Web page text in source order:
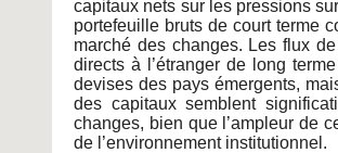
capitaux nets sur les pressions
portefeuille bruts de court terme
marché des changes. Les flux
directs à l’étranger de long
devises des pays émergents,
des capitaux semblent
changes, bien que l’ampleur de
de l’environnement institutionnel.